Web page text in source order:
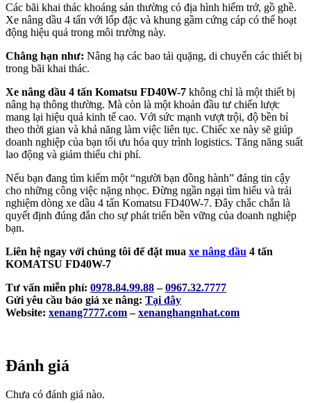
Các bãi khai thác khoáng sản thường có địa hình hiểm trở, gồ ghề.
Xe nâng dầu 4 tấn với lốp đặc và khung gầm cứng cáp có thể hoạt
động hiệu quả trong môi trường này.
Chẳng hạn như: Nâng hạ các bao tải quặng, di chuyển các thiết bị
trong bãi khai thác.
Xe nâng dầu 4 tấn Komatsu FD40W-7 không chỉ là một thiết bị
nâng hạ thông thường. Mà còn là một khoản đầu tư chiến lược
mang lại hiệu quả kinh tế cao. Với sức mạnh vượt trội, độ bền bỉ
theo thời gian và khả năng làm việc liên tục. Chiếc xe này sẽ giúp
doanh nghiệp của bạn tối ưu hóa quy trình logistics. Tăng năng suất
lao động và giảm thiểu chi phí.
Nếu bạn đang tìm kiếm một “người bạn đồng hành” đáng tin cậy
cho những công việc nặng nhọc. Đừng ngần ngại tìm hiểu và trải
nghiệm dòng xe dầu 4 tấn Komatsu FD40W-7. Đây chắc chắn là
quyết định đúng đắn cho sự phát triển bền vững của doanh nghiệp
bạn.
Liên hệ ngay với chúng tôi để đặt mua xe nâng dầu 4 tấn
KOMATSU FD40W-7
Tư vấn miễn phí: 0978.84.99.88 – 0967.32.7777
Gửi yêu cầu báo giá xe nâng: Tại đây
Website: xenang7777.com –xenanghangnhat.com
Đánh giá
Chưa có đánh giá nào.